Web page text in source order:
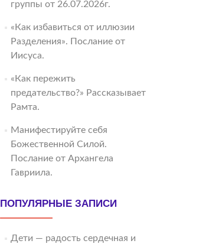
группы от 26.07.2026г.
«Как избавиться от иллюзии
Разделения». Послание от
Иисуса.
«Как пережить
предательство?» Рассказывает
Рамта.
Манифестируйте себя
Божественной Силой.
Послание от Архангела
Гавриила.
ПОПУЛЯРНЫЕ ЗАПИСИ
Дети — радость сердечная и